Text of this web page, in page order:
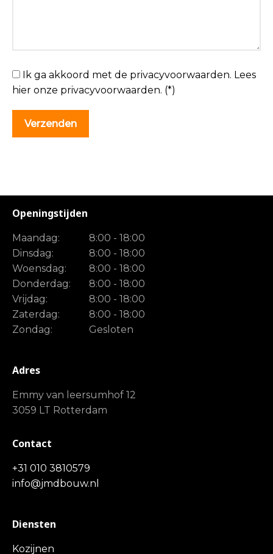
Ik ga akkoord met de privacyvoorwaarden. Lees
hier onze privacyvoorwaarden. (*)
Openingstijden
Maandag:
8:00 - 18:00
Dinsdag:
8:00 - 18:00
Woensdag:
8:00 - 18:00
Donderdag:
8:00 - 18:00
Vrijdag:
8:00 - 18:00
Zaterdag:
8:00 - 18:00
Zondag:
Gesloten
Adres
Emmy van leersumhof 12
3059 LT Rotterdam
Contact
+31 010 3810579
info@jmdbouw.nl
Diensten
Kozijnen